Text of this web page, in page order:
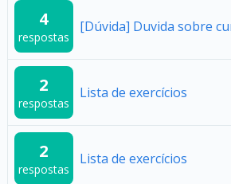
4
respostas
[Dúvida] Duvida sobre
2
respostas
Lista de exercícios
2
respostas
Lista de exercícios